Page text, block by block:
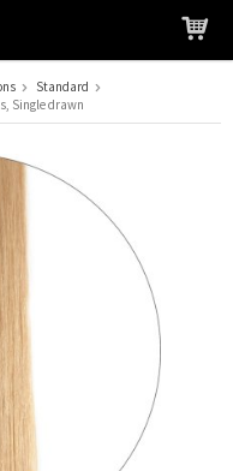
gelegt
Standard
Single drawn